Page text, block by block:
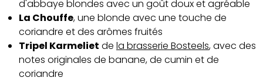
d'abbaye blondes avec un goût doux et agréable
La Chouffe, une blonde avec une touche de
coriandre et des arômes fruités
Tripel Karmeliet de la brasserie Bosteels, avec des
notes originales de banane, de cumin et de
coriandre